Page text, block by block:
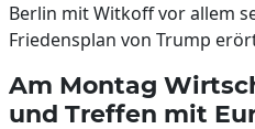
Berlin mit Witkoff vor allem
Friedensplan von Trump
Am Montag
und Treffen mit